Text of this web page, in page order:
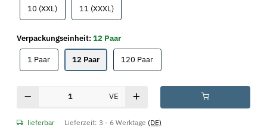
10 (XXL)10 (XXL)11 (XXXL)11 (XXXL)
Verpackungseinheit: 12 Paar
1 Paar1 Paar12 Paar12 Paar120 Paar120 Paar
VE
lieferbar Lieferzeit: 3 - 6 Werktage (DE)